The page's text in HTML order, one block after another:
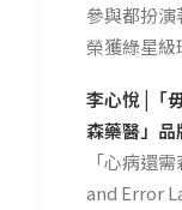
參與都扮
榮獲綠星級
李心悅 |「
森藥醫」品
「心病還
and Error